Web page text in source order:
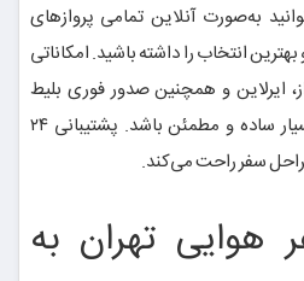
به‌صورت آنلاین تمامی پروازهای
انتخاب را داشته باشید. امکاناتی
ایرلاین و همچنین صدور فوری بلیط
باعث می‌شود فرآیند خرید بسیار ساده و مطمئن باشد. پشتیبانی ۲۴
مراحل سفر راحت می‌کند.
هوایی تهران به